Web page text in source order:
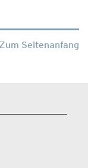
Zum Seitenanfang